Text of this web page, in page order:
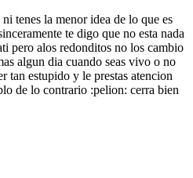
tenes la menor idea de lo que es
te digo que no esta nada
pero alos redonditos no los cambio
algun dia cuando seas vivo o no
tan estupido y le prestas atencion
de lo contrario :pelion: cerra bien